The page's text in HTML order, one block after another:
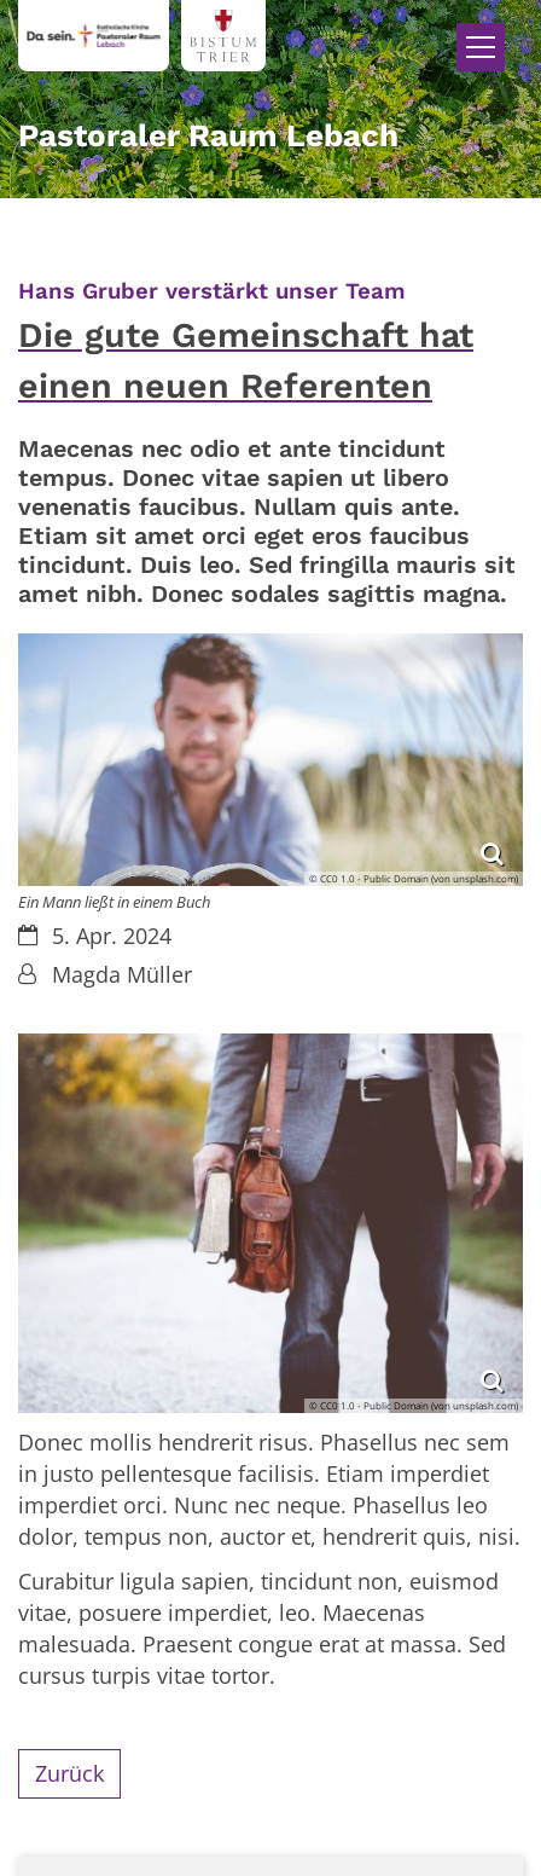
Zum Inhalt springen
Pastoraler Raum Lebach
Hans Gruber verstärkt unser Team
Die gute Gemeinschaft hat
einen neuen Referenten
Maecenas nec odio et ante tincidunt
tempus. Donec vitae sapien ut libero
venenatis faucibus. Nullam quis ante.
Etiam sit amet orci eget eros faucibus
tincidunt. Duis leo. Sed fringilla mauris sit
amet nibh. Donec sodales sagittis magna.
© CC0 1.0 - Public Domain (von unsplash.com)
Ein Mann ließt in einem Buch
Datum:5. Apr. 2024
Von:Magda Müller
© CC0 1.0 - Public Domain (von unsplash.com)
Donec mollis hendrerit risus. Phasellus nec sem
in justo pellentesque facilisis. Etiam imperdiet
imperdiet orci. Nunc nec neque. Phasellus leo
dolor, tempus non, auctor et, hendrerit quis, nisi.
Curabitur ligula sapien, tincidunt non, euismod
vitae, posuere imperdiet, leo. Maecenas
malesuada. Praesent congue erat at massa. Sed
cursus turpis vitae tortor.
Zurück